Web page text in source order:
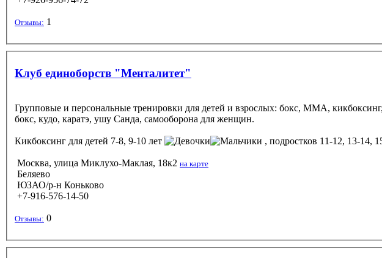
Отзывы: 1
Клуб единоборств "Менталитет"
Групповые и персональные тренировки для детей и взрослых: бокс, ММА,
бокс, кудо, каратэ, ушу Санда, самооборона для женщин.
Кикбоксинг для детей 7-8, 9-10 лет , подростков 11-12, 13-14,
Москва, улица Миклухо-Маклая, 18к2 на карте
Беляево
ЮЗАО/р-н Коньково
+7-916-576-14-50
Отзывы: 0